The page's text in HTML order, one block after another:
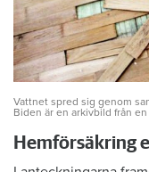
Vattnet spred sig genom
Biden är en arkivbild från
Hemförsäkring